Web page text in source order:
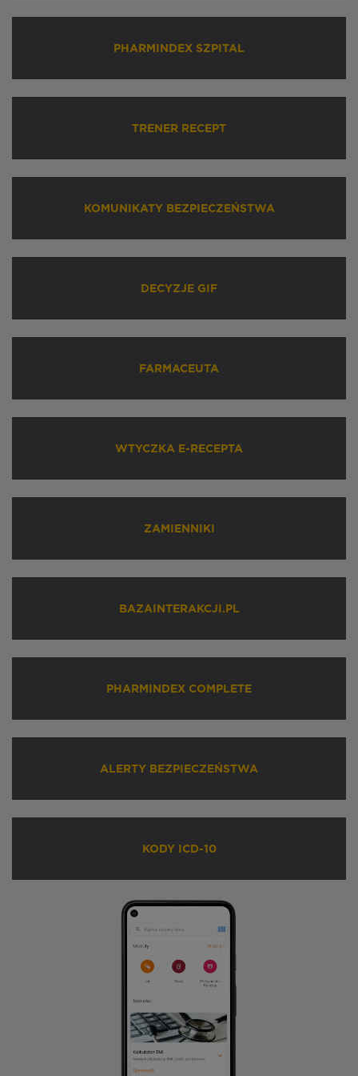
PHARMINDEX SZPITAL
TRENER RECEPT
KOMUNIKATY BEZPIECZEŃSTWA
DECYZJE GIF
FARMACEUTA
WTYCZKA E-RECEPTA
ZAMIENNIKI
BAZAINTERAKCJI.PL
PHARMINDEX COMPLETE
ALERTY BEZPIECZEŃSTWA
KODY ICD-10